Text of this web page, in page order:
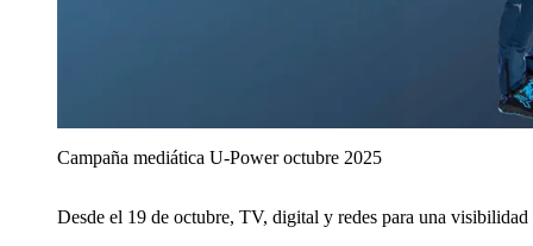
Campaña mediática U‑Power octubre 2025
Desde el 19 de octubre, TV, digital y redes para una